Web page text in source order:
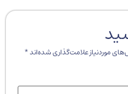
علامت‌گذاری شده‌اند*